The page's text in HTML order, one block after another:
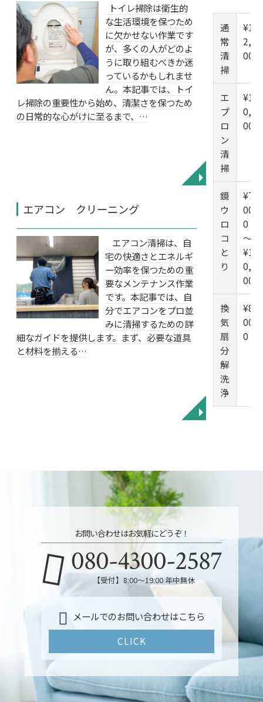
トイレ掃除は衛生的
な生活環境を保つため
に欠かせない作業です
が、多くの人がどのよ
うに取り組むべきか迷
っているかもしれませ
ん。本記事では、トイ
レ掃除の重要性から始め、清潔さを保つため
の日常的な心がけに至るまで、…
◥
エアコン クリーニング
エアコン清掃は、自
宅の快適さとエネルギ
ー効率を保つための重
要なメンテナンス作業
です。本記事では、自
分でエアコンをプロ並
みに清掃するための詳
細なガイドを提供します。まず、必要な道具
と材料を揃える…
◥
通
常
清
掃
¥1
2,0
00
エ
プ
ロ
ン
清
掃
¥1
0,0
00
鏡
ウ
ロ
コ
と
り
¥7,
00
0
～
¥1
0,0
00
換
気
扇
分
解
洗
浄
¥8,
00
0
お問い合わせはお気軽にどうぞ！
080-4300-2587
【受付】8:00～19:00 年中無休
メールでのお問い合わせはこちら
CLICK